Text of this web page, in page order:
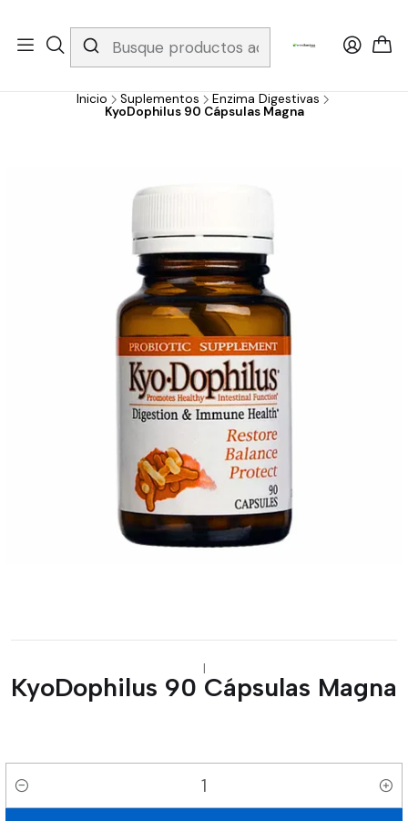
Whatsapp 3229079958/ Fijo 6019251796 / Envios a todo el país y
gratis apartir de 199.000!
Inicio Suplementos
Enzima Digestivas
KyoDophilus 90 Cápsulas Magna
|
KyoDophilus 90 Cápsulas Magna
Cantidad